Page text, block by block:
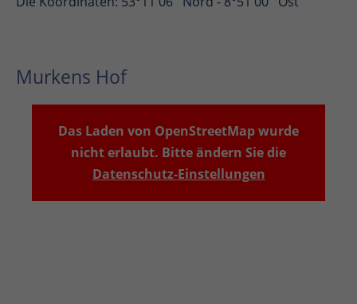
Murkens Hof
Das Laden von OpenStreetMap wurde
nicht erlaubt. Bitte ändern Sie die
Datenschutz-Einstellungen